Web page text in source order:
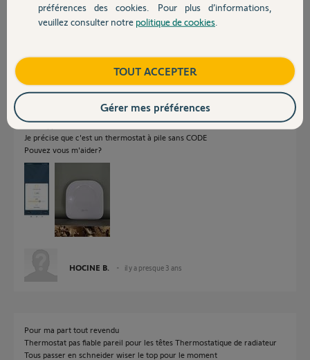
Contact
Bonne journée,
thermometre est de 19 et celle du thermostat IO EST DE 15 ainsi que son
mon appli SOMFY.
Je précise que c'est un thermostat à pile sans CODE
Pouvez vous m'aider?
HOCINE B. il y a presque 3 ans
Pour ma part tout revendu
Thermostat pas fiable pareil pour les têtes Thermostatique de radiateur
Tous passer en schneider wiser le top pour le moment
préférences des cookies. Pour plus d’informations,
veuillez consulter notre politique de cookies
TOUT ACCEPTER
Gérer mes préférences